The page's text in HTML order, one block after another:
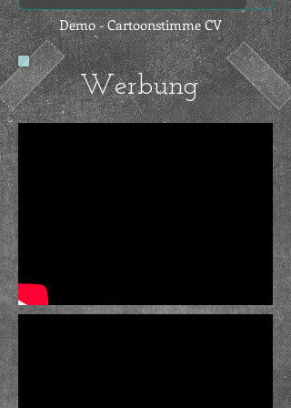
Demo - Cartoonstimme CV
Werbung